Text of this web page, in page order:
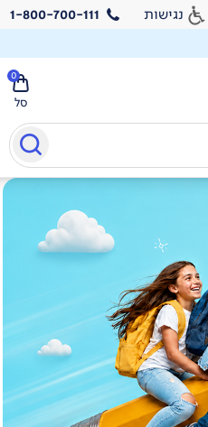
נגישות 1-800-700-111
סל
0